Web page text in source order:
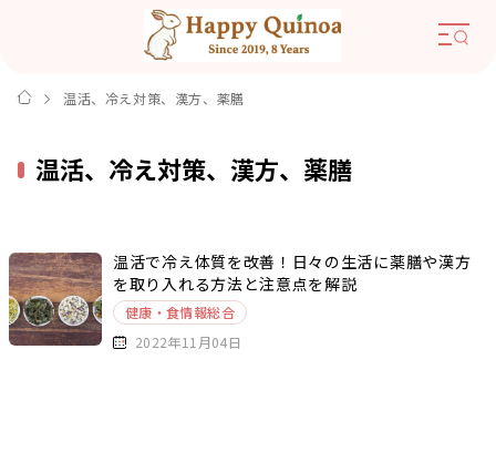
温活、冷え対策、漢方、薬膳
温活、冷え対策、漢方、薬膳
温活で冷え体質を改善！日々の生活に薬膳や漢方
を取り入れる方法と注意点を解説
健康・食情報総合
2022年11月04日